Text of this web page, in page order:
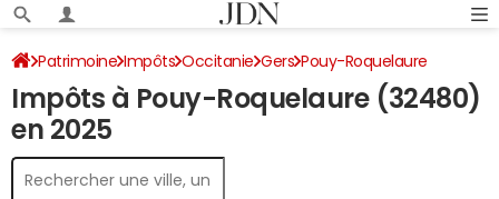
Patrimoine Impôts Occitanie Gers Pouy-Roquelaure
Impôt sur le revenu
Impôts à Pouy-Roquelaure (32480)
en 2025